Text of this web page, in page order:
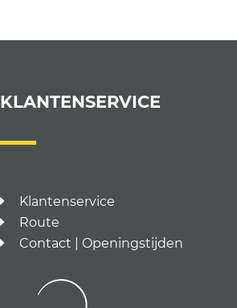
KLANTENSERVICE
Klantenservice
Route
Contact | Openingstijden